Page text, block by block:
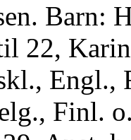
Barn:
22,
Engl.,
Finl.